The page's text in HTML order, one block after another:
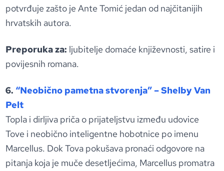
potvrđuje zašto je Ante Tomić jedan od najčitanijih
hrvatskih autora.
Preporuka za: ljubitelje domaće književnosti, satire i
povijesnih romana.
6. “Neobično pametna stvorenja” – Shelby Van
Pelt
Topla i dirljiva priča o prijateljstvu između udovice
Tove i neobično inteligentne hobotnice po imenu
Marcellus. Dok Tova pokušava pronaći odgovore na
pitanja koja je muče desetljećima, Marcellus promatra